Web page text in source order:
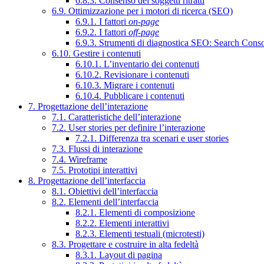
6.9. Ottimizzazione per i motori di ricerca (SEO)
6.9.1. I fattori on-page
6.9.2. I fattori off-page
6.9.3. Strumenti di diagnostica SEO: Search
6.10. Gestire i contenuti
6.10.1. L’inventario dei contenuti
6.10.2. Revisionare i contenuti
6.10.3. Migrare i contenuti
6.10.4. Pubblicare i contenuti
7. Progettazione dell’interazione
7.1. Caratteristiche dell’interazione
7.2. User stories per definire l’interazione
7.2.1. Differenza tra scenari e user stories
7.3. Flussi di interazione
7.4. Wireframe
7.5. Prototipi interattivi
8. Progettazione dell’interfaccia
8.1. Obiettivi dell’interfaccia
8.2. Elementi dell’interfaccia
8.2.1. Elementi di composizione
8.2.2. Elementi interattivi
8.2.3. Elementi testuali (microtesti)
8.3. Progettare e costruire in alta fedeltà
8.3.1. Layout di pagina